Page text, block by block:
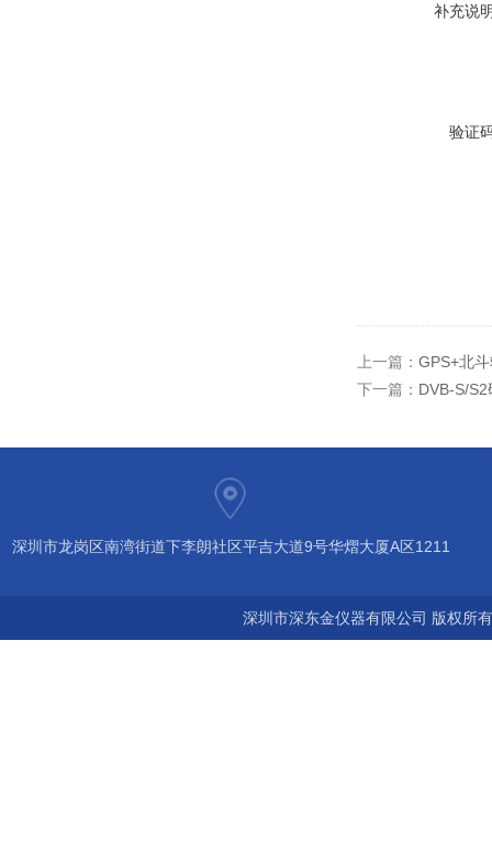
补充说
验证
上一篇： GPS+北
下一篇： DVB-S/S2
深圳市龙岗区南湾街道下李朗社区平吉大道9号华熠大厦A区1211
深圳市深东金仪器有限公司 版权所